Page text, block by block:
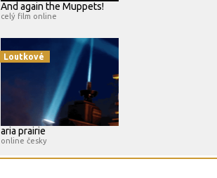
And again the Muppets!
celý film online
Loutkové
aria prairie
online česky